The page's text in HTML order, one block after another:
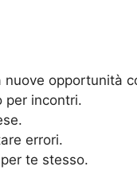
opportunità
per incontri.
errori.
te stesso.